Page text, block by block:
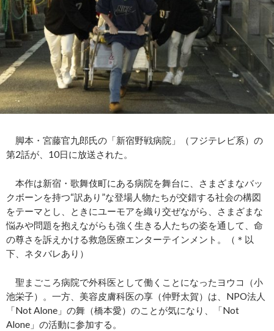
脚本・宮藤官九郎氏の「新宿野戦病院」（フジテレビ系）の
第2話が、10日に放送された。
本作は新宿・歌舞伎町にある病院を舞台に、さまざまなバッ
クボーンを持つ“訳あり”な登場人物たちが交錯する社会の構図
をテーマとし、ときにユーモアを織り交ぜながら、さまざまな
悩みや問題を抱えながらも強く生きる人たちの姿を通して、命
の尊さを訴えかける救急医療エンターテインメント。（＊以
下、ネタバレあり）
聖まごころ病院で外科医として働くことになったヨウコ（小
池栄子）。一方、美容皮膚科医の享（仲野太賀）は、NPO法人
「Not Alone」の舞（橋本愛）のことが気になり、「Not
Alone」の活動に参加する。